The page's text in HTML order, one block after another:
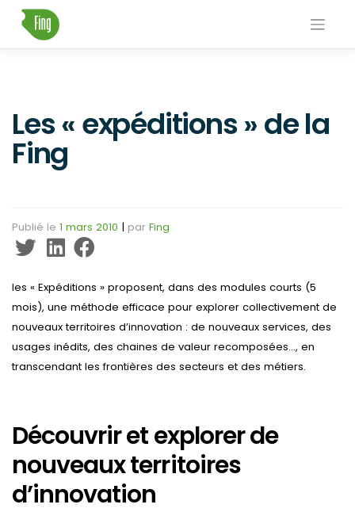
content
Les « expéditions » de la
Fing
Publié le 1 mars 2010 | par Fing
les « Expéditions » proposent, dans des modules courts (5
mois), une méthode efficace pour explorer collectivement de
nouveaux territoires d’innovation : de nouveaux services, des
usages inédits, des chaines de valeur recomposées…, en
transcendant les frontières des secteurs et des métiers.
Découvrir et explorer de
nouveaux territoires
d’innovation